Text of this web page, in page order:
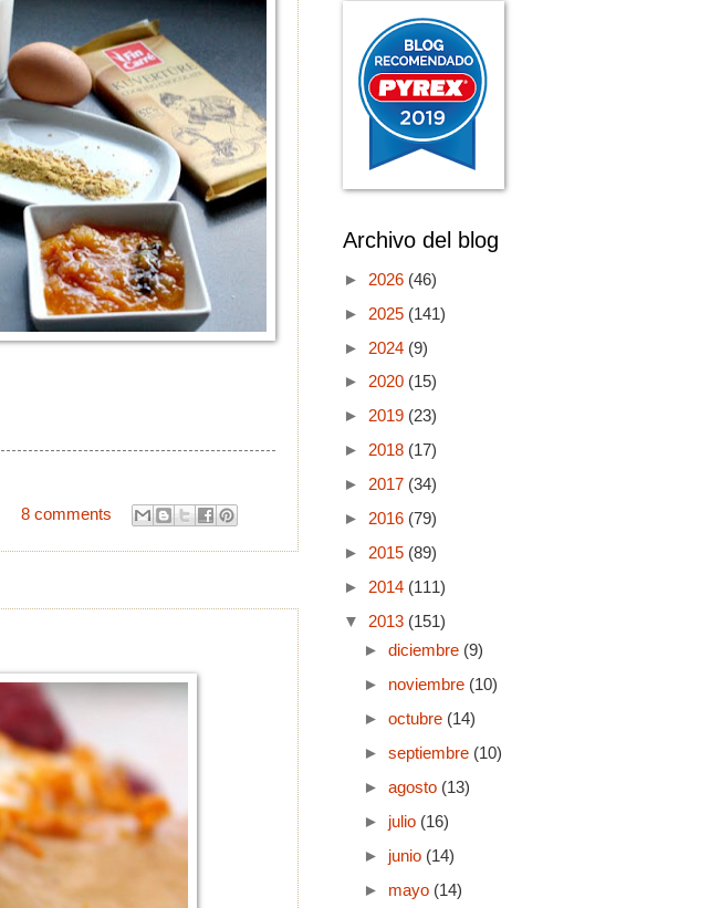
8 comments
Archivo del blog
► 2026 (46)
► 2025 (141)
► 2024 (9)
► 2020 (15)
► 2019 (23)
► 2018 (17)
► 2017 (34)
► 2016 (79)
► 2015 (89)
► 2014 (111)
▼ 2013 (151)
► diciembre (9)
► noviembre (10)
► octubre (14)
► septiembre (10)
► agosto (13)
► julio (16)
► junio (14)
► mayo (14)